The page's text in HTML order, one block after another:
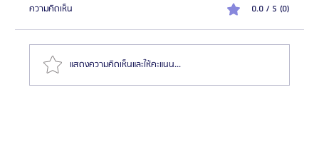
ความคิดเห็น 0.0 / 5 (0)
แสดงความคิดเห็นและให้คะแนน...